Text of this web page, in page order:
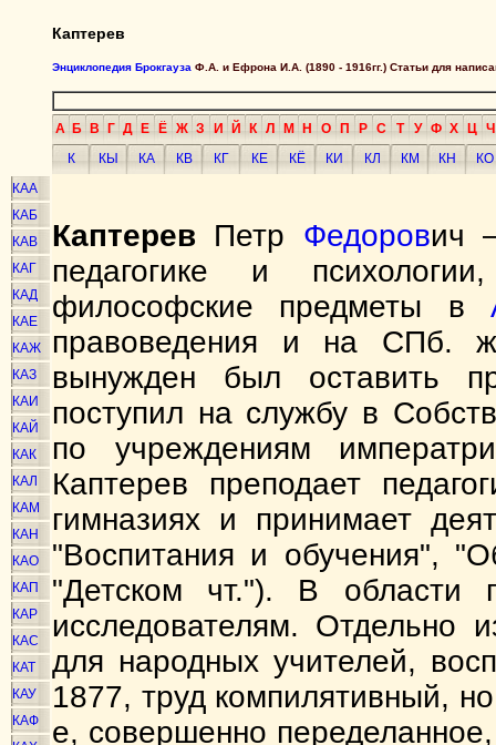
Каптерев
Энциклопедия Брокгауза Ф.А. и Ефрона И.А. (1890 - 1916гг.) Статьи для
А Б В Г Д Е Ё Ж З И Й К Л М Н О П Р С Т У Ф Х Ц Ч
К
КЫ КА КВ КГ КЕ КЁ КИ КЛ КМ КН
КО
КАА
КАБ
КАВ
КАГ
КАД
КАЕ
КАЖ
КАЗ
КАИ
КАЙ
КАК
КАЛ
КАМ
КАН
КАО
КАП
КАР
КАС
КАТ
КАУ
КАФ
Каптерев Петр Федорович
педагогике и
философские предметы в
правоведения и на СПб.
вынужден был оставить
поступил на службу в
по учреждениям
Каптерев преподает
гимназиях и принимает
"Воспитания и обучения",
"Детском чт."). В области
исследователям. Отдельно
для народных учителей,
1877, труд компилятивный,
е, совершенно